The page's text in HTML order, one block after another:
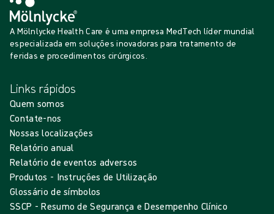
A Mölnlycke Health Care é uma empresa MedTech líder mundial
especializada em soluções inovadoras para tratamento de
feridas e procedimentos cirúrgicos.
Links rápidos
Quem somos
Contate-nos
Nossas localizações
Relatório anual
Relatório de eventos adversos
Produtos - Instruções de Utilização
Glossário de símbolos
SSCP - Resumo de Segurança e Desempenho Clínico